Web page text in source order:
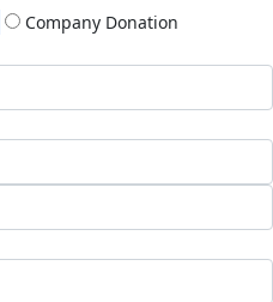
Company Donation